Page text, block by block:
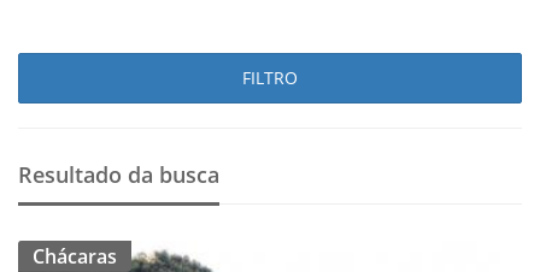
FILTRO
Resultado da busca
Chácaras